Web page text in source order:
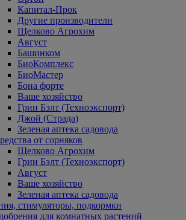
Капитал-Прок
Другие производители
Щелково Агрохим
Август
Башинком
БиоКомплекс
БиоМастер
Бона форте
Ваше хозяйство
Грин Бэлт (Техноэкспорт)
Джой (Страда)
Зеленая аптека садовода
от сорняков
Щелково Агрохим
Грин Бэлт (Техноэкспорт)
Август
Ваше хозяйство
Зеленая аптека садовода
стимуляторы, подкормки
для комнатных растений